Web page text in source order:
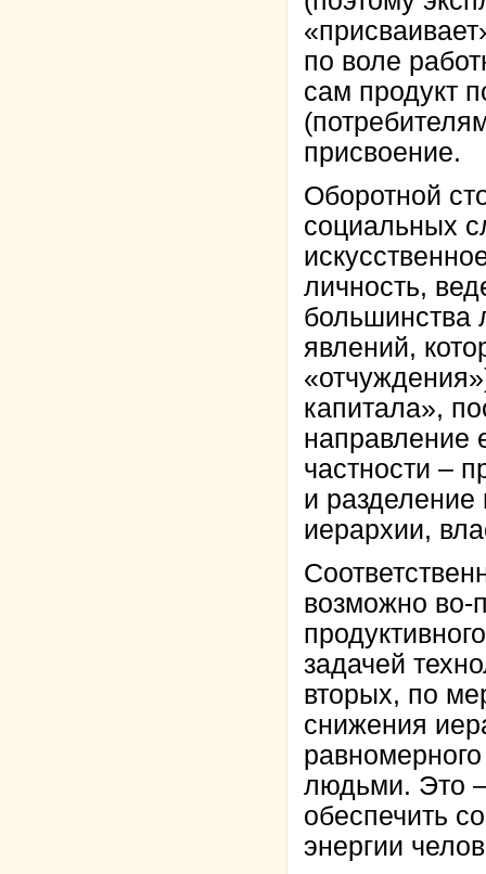
по воле
сам продукт
присвоение.
Оборотной
социальных
личность,
большинства
явлений,
капитала»,
направление
частности –
и разделение
иерархии,
возможно во-
задачей
вторых, по
снижения
людьми. Это
обеспечить
энергии